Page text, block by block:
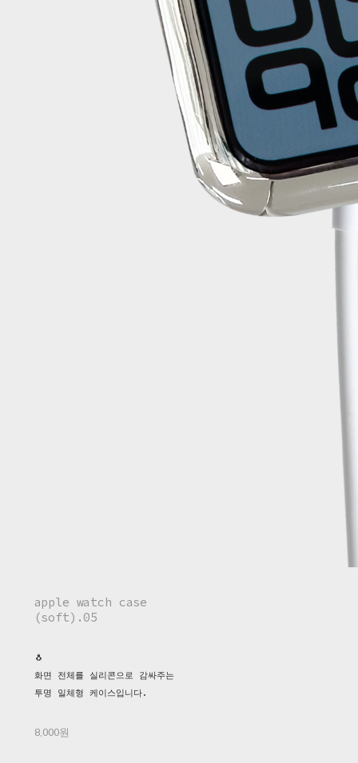
apple watch case
(soft).05
🐧
화면 전체를 실리콘으로 감싸주는
투명 일체형 케이스입니다.
8,000원